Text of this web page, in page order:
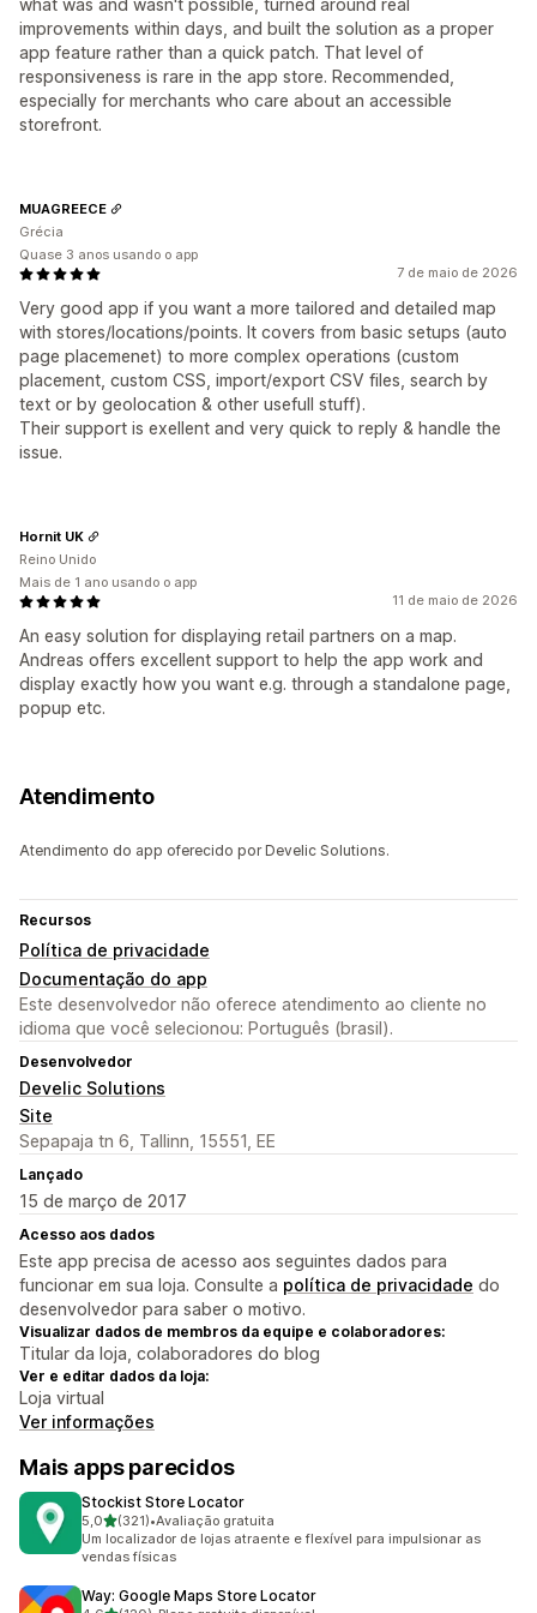
what was and wasn't possible, turned around real
improvements within days, and built the solution as a proper
app feature rather than a quick patch. That level of
responsiveness is rare in the app store. Recommended,
especially for merchants who care about an accessible
storefront.
7 de maio de 2026
Very good app if you want a more tailored and detailed map
with stores/locations/points. It covers from basic setups (auto
page placemenet) to more complex operations (custom
placement, custom CSS, import/export CSV files, search by
text or by geolocation & other usefull stuff).
Their support is exellent and very quick to reply & handle the
issue.
MUAGREECE
Grécia
Quase 3 anos usando o app
11 de maio de 2026
An easy solution for displaying retail partners on a map.
Andreas offers excellent support to help the app work and
display exactly how you want e.g. through a standalone page,
popup etc.
Hornit UK
Reino Unido
Mais de 1 ano usando o app
Atendimento
Atendimento do app oferecido por Develic Solutions.
Recursos
Política de privacidade
Documentação do app
Este desenvolvedor não oferece atendimento ao cliente no
idioma que você selecionou: Português (brasil).
Desenvolvedor
Develic Solutions
Site
Sepapaja tn 6, Tallinn, 15551, EE
Lançado
15 de março de 2017
Acesso aos dados
Este app precisa de acesso aos seguintes dados para
funcionar em sua loja. Consulte a política de privacidade do
desenvolvedor para saber o motivo.
Visualizar dados de membros da equipe e colaboradores:
Titular da loja, colaboradores do blog
Ver e editar dados da loja:
Loja virtual
Ver informações
Mais apps parecidos
Stockist Store Locator
5,0de 5 estrelas
(321)
321 avaliações ao todo
•Avaliação gratuita
Um localizador de lojas atraente e flexível para impulsionar as
vendas físicas
Way: Google Maps Store Locator